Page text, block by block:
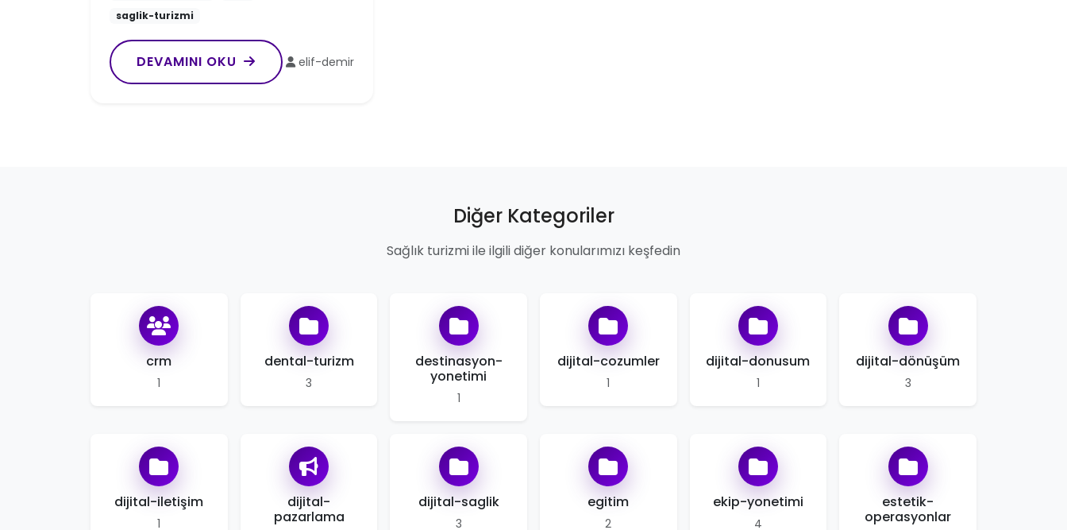
saglik-turizmi
DEVAMINI OKU elif-demir
Diğer Kategoriler
Sağlık turizmi ile ilgili diğer konularımızı keşfedin
crm
1
dental-turizm
3
destinasyon-
yonetimi
1
dijital-cozumler
1
dijital-donusum
1
dijital-dönüşüm
3
dijital-iletişim
1
dijital-
pazarlama
dijital-saglik
3
egitim
2
ekip-yonetimi
4
estetik-
operasyonlar